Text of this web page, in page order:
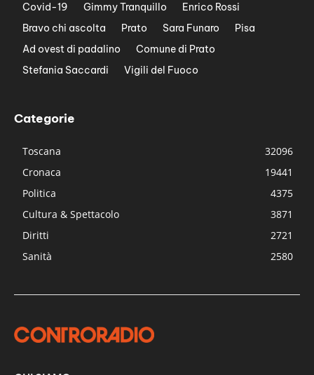
Covid-19
Gimmy Tranquillo
Enrico Rossi
Bravo chi ascolta
Prato Sara Funaro
Pisa
Ad ovest di padalino
Comune di Prato
Stefania Saccardi
Vigili del Fuoco
Categorie
Toscana
32096
Cronaca
19441
Politica
4375
Cultura & Spettacolo
3871
Diritti
2721
Sanità
2580